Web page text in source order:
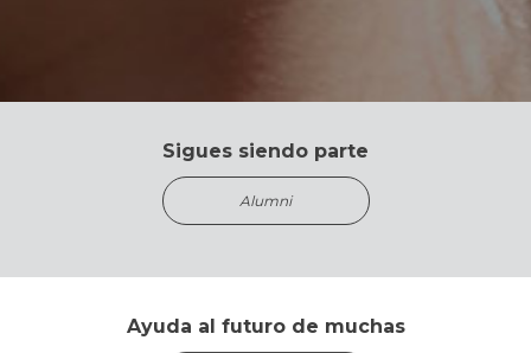
Sigues siendo parte
Alumni
Ayuda al futuro de muchas